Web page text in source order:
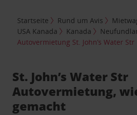
Startseite Rund um Avis
USA Kanada
Kanada
Autovermietung St. John’s Water Str
St. John’s Water Str
Autovermietung,
gemacht